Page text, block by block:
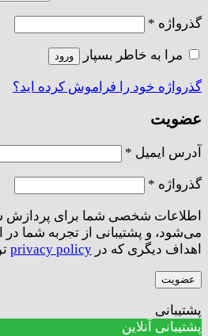
گذرواژه *
مرا به خاطر بسپار ورود
گذرواژه خود را فراموش کرده اید؟
عضویت
آدرس ایمیل *
گذرواژه *
اطلاعات شخصی شما برای پردازش
می‌شود، و پشتیبانی از تجربه شما در
اهداف دیگری که در privacy policy
عضویت
پشتیبانی
پشتیبانی آنلاین